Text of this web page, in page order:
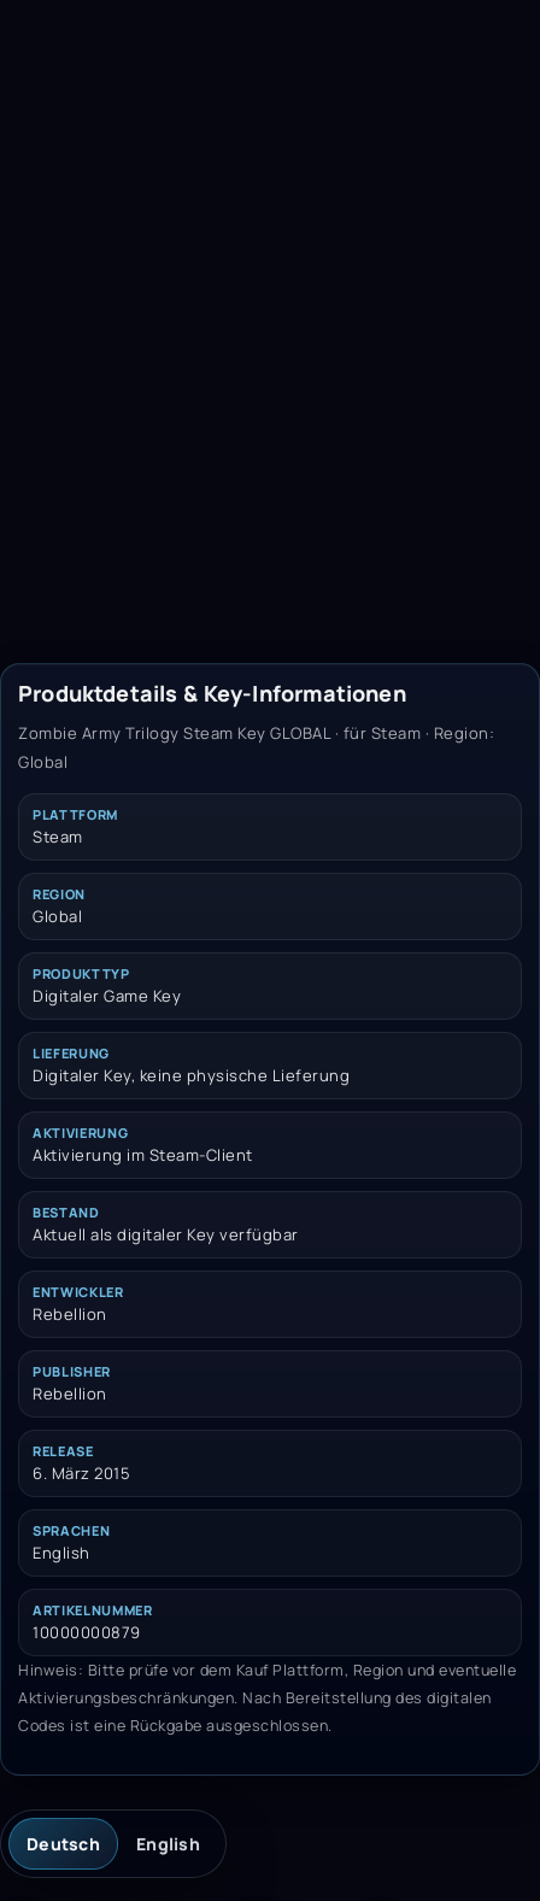
Produktdetails & Key-Informationen
Zombie Army Trilogy Steam Key GLOBAL · für Steam · Region:
Global
PLATTFORM
Steam
REGION
Global
PRODUKTTYP
Digitaler Game Key
LIEFERUNG
Digitaler Key, keine physische Lieferung
AKTIVIERUNG
Aktivierung im Steam-Client
BESTAND
Aktuell als digitaler Key verfügbar
ENTWICKLER
Rebellion
PUBLISHER
Rebellion
RELEASE
6. März 2015
SPRACHEN
English
ARTIKELNUMMER
10000000879
Hinweis: Bitte prüfe vor dem Kauf Plattform, Region und eventuelle
Aktivierungsbeschränkungen. Nach Bereitstellung des digitalen
Codes ist eine Rückgabe ausgeschlossen.
Deutsch English